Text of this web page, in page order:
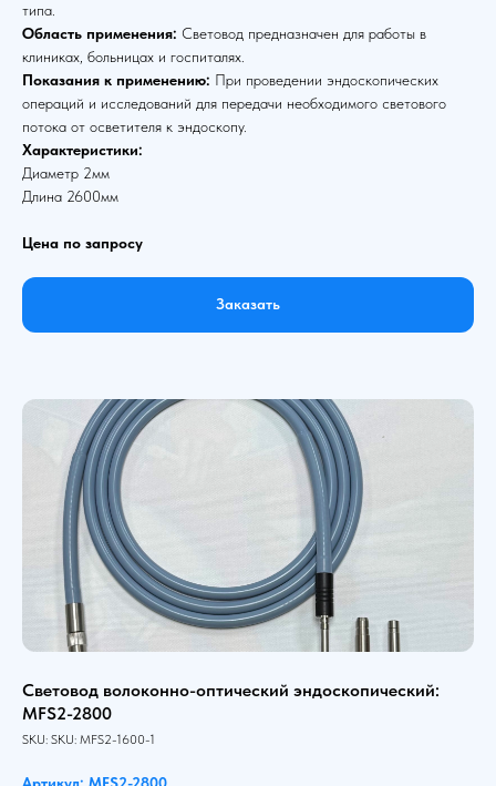
типа.
Область применения: Световод предназначен для работы в
клиниках, больницах и госпиталях.
Показания к применению: При проведении эндоскопических
операций и исследований для передачи необходимого светового
потока от осветителя к эндоскопу.
Характеристики:
Диаметр 2мм
Длина 2600мм
Цена по запросу
Заказать
Световод волоконно-оптический эндоскопический:
MFS2-2800
SKU: SKU: MFS2-1600-1
Артикул: MFS2-2800